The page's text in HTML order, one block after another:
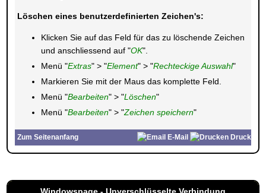
Löschen eines benutzerdefinierten Zeichen's:
Klicken Sie auf das Feld für das zu löschende Zeichen
und anschliessend auf "OK".
Menü "Extras" > "Element" > "Rechteckige Auswahl"
Markieren Sie mit der Maus das komplette Feld.
Menü "Bearbeiten" > "Löschen"
Menü "Bearbeiten" > "Zeichen speichern"
Zum Seitenanfang E-Mail Drucken